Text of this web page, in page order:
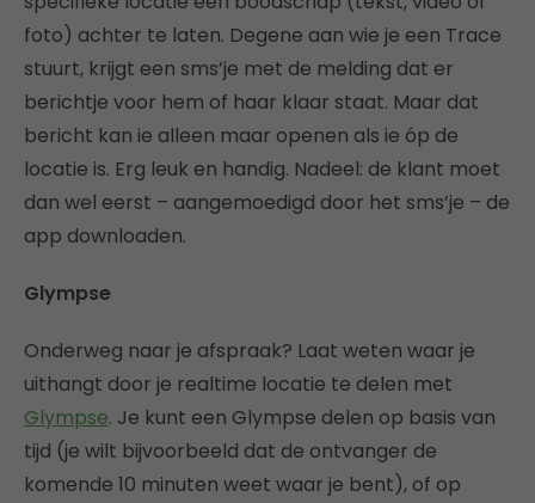
foto) achter te laten. Degene aan wie je een Trace
stuurt, krijgt een sms’je met de melding dat er
berichtje voor hem of haar klaar staat. Maar dat
bericht kan ie alleen maar openen als ie óp de
locatie is. Erg leuk en handig. Nadeel: de klant moet
dan wel eerst – aangemoedigd door het sms’je – de
app downloaden.
Glympse
Onderweg naar je afspraak? Laat weten waar je
uithangt door je realtime locatie te delen met
Glympse. Je kunt een Glympse delen op basis van
tijd (je wilt bijvoorbeeld dat de ontvanger de
komende 10 minuten weet waar je bent), of op